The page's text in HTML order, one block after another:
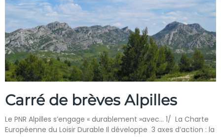
Carré de brèves Alpilles
Le PNR Alpilles s’engage « durablement »avec… 1/ La Charte
Européenne du Loisir Durable Il développe 3 axes d’action : la